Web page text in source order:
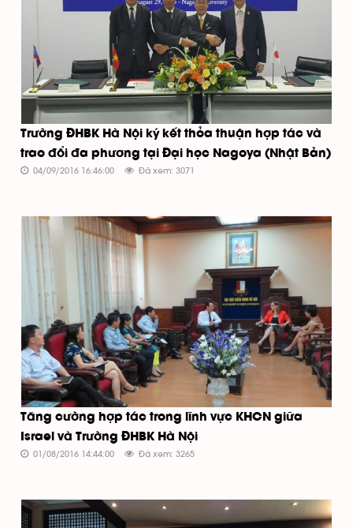
Trường ĐHBK Hà Nội ký kết thỏa thuận hợp tác và
trao đổi đa phương tại Đại học Nagoya (Nhật Bản)
04/09/2016 16:46:00 Đã xem: 3071
Tăng cường hợp tác trong lĩnh vực KHCN giữa
Israel và Trường ĐHBK Hà Nội
01/08/2016 14:44:00 Đã xem: 3265